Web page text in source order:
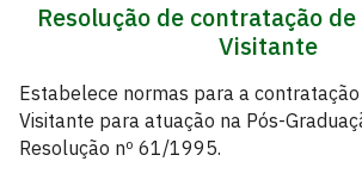
Resolução de contratação
Visitante
Estabelece normas para a
Visitante para atuação na Pós-
Resolução nº 61/1995.